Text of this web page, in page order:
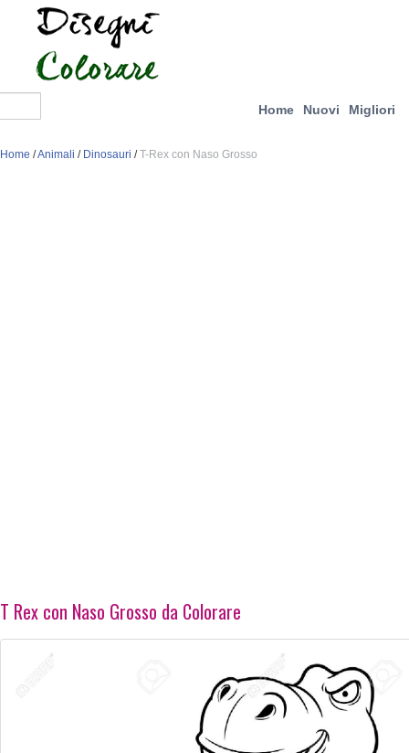
Home Nuovi Migliori
Home /Animali / Dinosauri /T-Rex con Naso Grosso
T Rex con Naso Grosso da Colorare